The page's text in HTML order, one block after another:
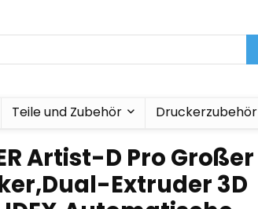
Teile und Zubehör Druckerzubehör
Artist-D Pro Großer
Extruder 3D